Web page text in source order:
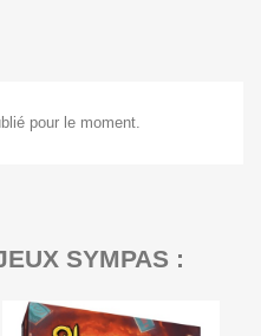
pour le moment.
SYMPAS :